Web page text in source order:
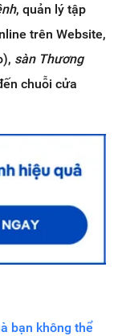
, quản lý tập
trên Website,
sàn Thương
chuỗi cửa
bạn không thể